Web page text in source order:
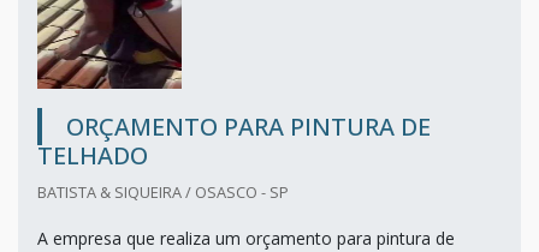
ORÇAMENTO PARA PINTURA DE
TELHADO
BATISTA & SIQUEIRA / OSASCO - SP
A empresa que realiza um orçamento para pintura de